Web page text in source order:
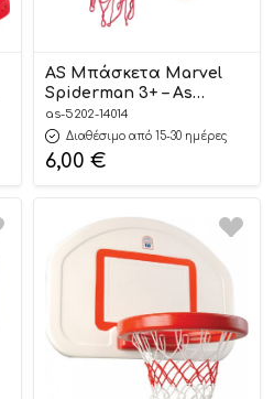
AS Μπάσκετα Marvel
Spiderman 3+ – As
Company
as-5202-14014
Διαθέσιμο από 15-30 ημέρες
6,00 €